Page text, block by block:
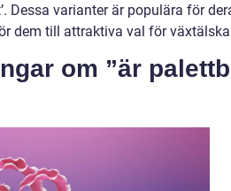
Dessa varianter är populära för
dem till attraktiva val för
om ”är